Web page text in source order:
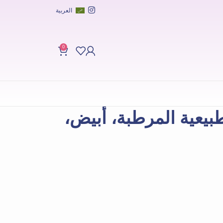
العربية
0
المرطبة، أبيض،